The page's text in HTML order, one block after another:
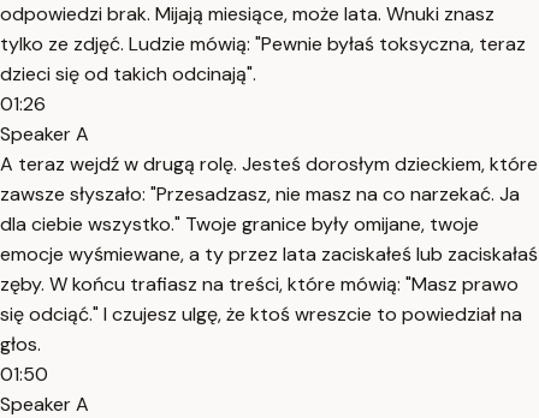
odpowiedzi brak. Mijają miesiące, może lata. Wnuki znasz
tylko ze zdjęć. Ludzie mówią: "Pewnie byłaś toksyczna, teraz
dzieci się od takich odcinają".
01:26
Speaker A
A teraz wejdź w drugą rolę. Jesteś dorosłym dzieckiem, które
zawsze słyszało: "Przesadzasz, nie masz na co narzekać. Ja
dla ciebie wszystko." Twoje granice były omijane, twoje
emocje wyśmiewane, a ty przez lata zaciskałeś lub zaciskałaś
zęby. W końcu trafiasz na treści, które mówią: "Masz prawo
się odciąć." I czujesz ulgę, że ktoś wreszcie to powiedział na
głos.
01:50
Speaker A